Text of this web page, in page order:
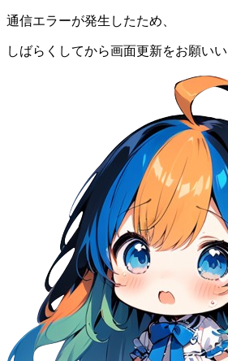
通信エラーが発生したため、
しばらくしてから画面更新をお願いい